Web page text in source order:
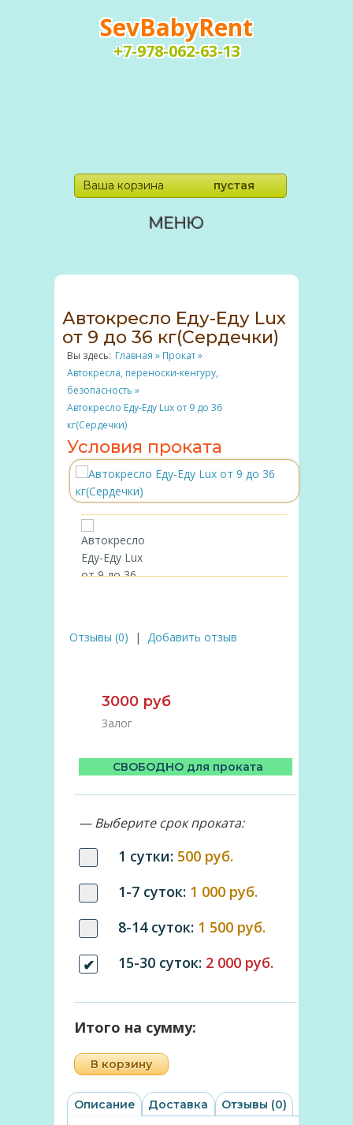
SevBabyRent
+7-978-062-63-13
Ваша корзина пустая
МЕНЮ
Автокресло Еду-Еду Lux
от 9 до 36 кг(Сердечки)
Вы здесь: Главная » Прокат»
Автокресла, переноски-кенгуру,
безопасность »
Автокресло Еду-Еду Lux от 9 до 36
кг(Сердечки)
Условия проката
Отзывы (0) |Добавить отзыв
3000 руб
Залог
СВОБОДНО для проката
— Выберите срок проката:
1 сутки: 500 руб.
1-7 суток: 1 000 руб.
8-14 суток: 1 500 руб.
15-30 суток: 2 000 руб.
Итого на сумму:
В корзину
Описание Доставка Отзывы (0)